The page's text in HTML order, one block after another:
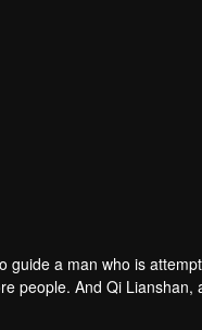
a man who is
people. And Qi
and invites Liu Xia to